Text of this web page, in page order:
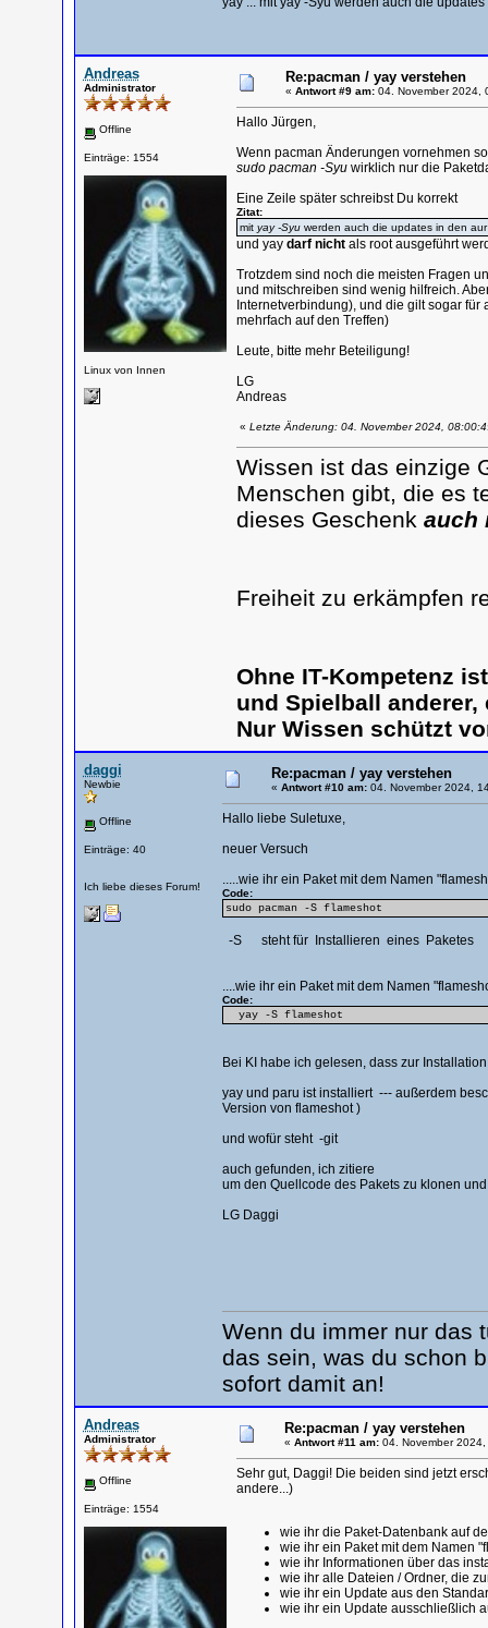
Andreas
Administrator
Offline
Einträge: 1554
Linux von Innen
Re:pacman / yay verstehen
« Antwort #9 am:04. November 2024,
Hallo Jürgen,
Wenn pacman Änderungen vornehmen
sudo pacman -Syuwirklich nur die
Eine Zeile später schreibst Du korrekt
Zitat:
mit yay -Syuwerden auch die updates in den
und yay darf nichtals root ausgeführt
Trotzdem sind noch die meisten Fragen
und mitschreiben sind wenig hilfreich.
Internetverbindung), und die gilt sogar
mehrfach auf den Treffen)
Leute, bitte mehr Beteiligung!
LG
Andreas
« Letzte Änderung: 04. November 2024,
Wissen ist das einzige
Menschen gibt, die es
dieses Geschenk auch
Freiheit zu erkämpfen
Ohne IT-Kompetenz
und Spielball anderer,
Nur Wissen schützt
daggi
Newbie
Offline
Einträge: 40
Ich liebe dieses Forum!
Re:pacman / yay verstehen
« Antwort #10 am:04. November 2024,
Hallo liebe Suletuxe,
neuer Versuch
.....wie ihr ein Paket mit dem Namen
Code:
sudo pacman -S flameshot
-S steht für Installieren eines Paketes
....wie ihr ein Paket mit dem Namen
Code:
yay -S flameshot
Bei KI habe ich gelesen, dass zur
yay und paru ist installiert --- außerdem
Version von flameshot )
und wofür steht -git
auch gefunden, ich zitiere
um den Quellcode des Pakets zu klonen
LG Daggi
Wenn du immer nur das
das sein, was du schon
sofort damit an!
Andreas
Administrator
Offline
Einträge: 1554
Re:pacman / yay verstehen
« Antwort #11 am:04. November 2024,
Sehr gut, Daggi! Die beiden sind jetzt
andere...)
wie ihr die Paket-Datenbank auf
wie ihr ein Paket mit dem Namen
wie ihr Informationen über das
wie ihr alle Dateien / Ordner, die
wie ihr ein Update aus den
wie ihr ein Update ausschließlich